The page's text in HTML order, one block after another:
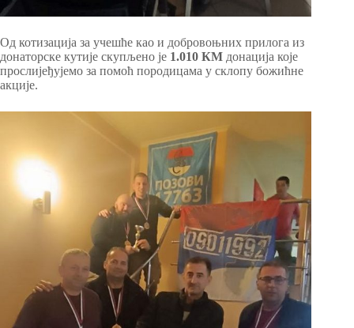
Од котизација за учешће као и добровоњних прилога из
донаторске кутије скупљено је 1.010 КМ донација које
прослијеђујемо за помоћ породицама у склопу божићне
акције.